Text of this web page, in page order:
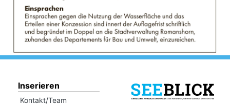
Inserieren
Kontakt/Team